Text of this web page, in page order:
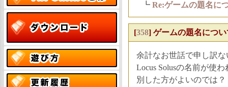
┗ Re:ゲームの題名に
[358] ゲームの題名につ
余計なお世話で申し訳
Locus Solusの名前が使
別した方がよいのでは？